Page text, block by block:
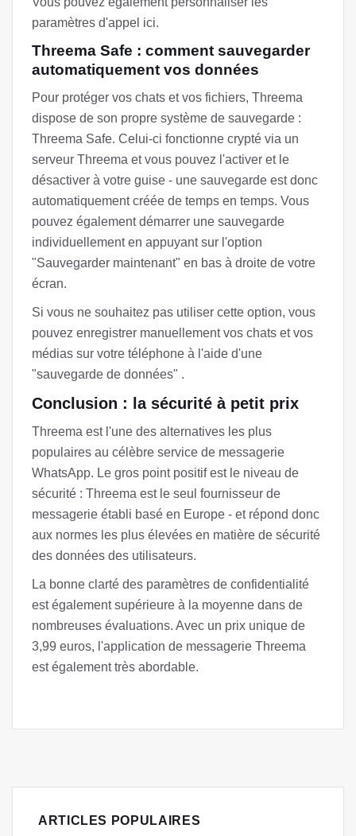
paramètres d'appel ici.
Threema Safe : comment sauvegarder
automatiquement vos données
Pour protéger vos chats et vos fichiers, Threema
dispose de son propre système de sauvegarde :
Threema Safe. Celui-ci fonctionne crypté via un
serveur Threema et vous pouvez l'activer et le
désactiver à votre guise - une sauvegarde est donc
automatiquement créée de temps en temps. Vous
pouvez également démarrer une sauvegarde
individuellement en appuyant sur l'option
"Sauvegarder maintenant" en bas à droite de votre
écran.
Si vous ne souhaitez pas utiliser cette option, vous
pouvez enregistrer manuellement vos chats et vos
médias sur votre téléphone à l'aide d'une
"sauvegarde de données" .
Conclusion : la sécurité à petit prix
Threema est l'une des alternatives les plus
populaires au célèbre service de messagerie
WhatsApp. Le gros point positif est le niveau de
sécurité : Threema est le seul fournisseur de
messagerie établi basé en Europe - et répond donc
aux normes les plus élevées en matière de sécurité
des données des utilisateurs.
La bonne clarté des paramètres de confidentialité
est également supérieure à la moyenne dans de
nombreuses évaluations. Avec un prix unique de
3,99 euros, l'application de messagerie Threema
est également très abordable.
ARTICLES POPULAIRES